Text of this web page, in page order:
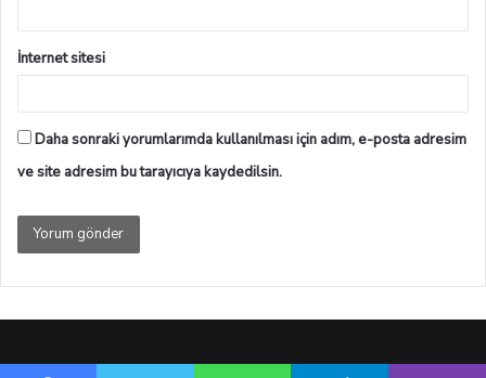
İnternet sitesi
Daha sonraki yorumlarımda kullanılması için adım, e-posta adresim
ve site adresim bu tarayıcıya kaydedilsin.